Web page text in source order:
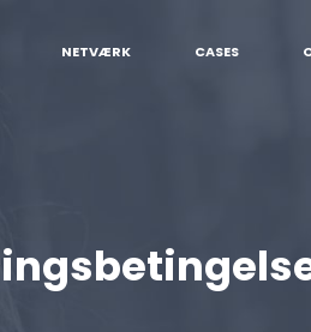
NETVÆRK CASES